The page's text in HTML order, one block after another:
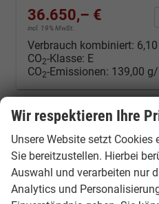
36.650,– €
incl. 19% MwSt.
Verbrauch kombiniert:
CO2-Klasse: E
CO2-Emissionen: 139,00
Wir respektieren Ihre
Unsere Website setzt
Sie bereitzustellen. Hierbei
Auswahl und verarbeiten nur
Analytics und